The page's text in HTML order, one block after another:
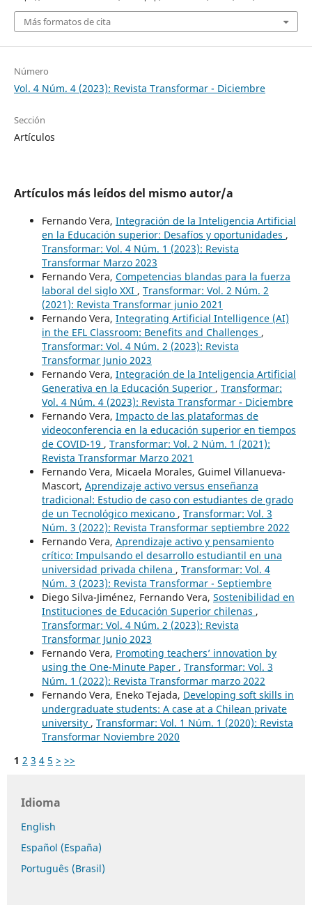
Más formatos de cita
Número
Vol. 4 Núm. 4 (2023): Revista Transformar - Diciembre
Sección
Artículos
Artículos más leídos del mismo autor/a
Fernando Vera, Integración de la Inteligencia Artificial
en la Educación superior: Desafíos y oportunidades ,
Transformar: Vol. 4 Núm. 1 (2023): Revista
Transformar Marzo 2023
Fernando Vera, Competencias blandas para la fuerza
laboral del siglo XXI , Transformar: Vol. 2 Núm. 2
(2021): Revista Transformar junio 2021
Fernando Vera, Integrating Artificial Intelligence (AI)
in the EFL Classroom: Benefits and Challenges ,
Transformar: Vol. 4 Núm. 2 (2023): Revista
Transformar Junio 2023
Fernando Vera, Integración de la Inteligencia Artificial
Generativa en la Educación Superior , Transformar:
Vol. 4 Núm. 4 (2023): Revista Transformar - Diciembre
Fernando Vera, Impacto de las plataformas de
videoconferencia en la educación superior en tiempos
de COVID-19 , Transformar: Vol. 2 Núm. 1 (2021):
Revista Transformar Marzo 2021
Fernando Vera, Micaela Morales, Guimel Villanueva-
Mascort, Aprendizaje activo versus enseñanza
tradicional: Estudio de caso con estudiantes de grado
de un Tecnológico mexicano , Transformar: Vol. 3
Núm. 3 (2022): Revista Transformar septiembre 2022
Fernando Vera, Aprendizaje activo y pensamiento
crítico: Impulsando el desarrollo estudiantil en una
universidad privada chilena , Transformar: Vol. 4
Núm. 3 (2023): Revista Transformar - Septiembre
Diego Silva-Jiménez, Fernando Vera, Sostenibilidad en
Instituciones de Educación Superior chilenas ,
Transformar: Vol. 4 Núm. 2 (2023): Revista
Transformar Junio 2023
Fernando Vera, Promoting teachers’ innovation by
using the One-Minute Paper , Transformar: Vol. 3
Núm. 1 (2022): Revista Transformar marzo 2022
Fernando Vera, Eneko Tejada, Developing soft skills in
undergraduate students: A case at a Chilean private
university , Transformar: Vol. 1 Núm. 1 (2020): Revista
Transformar Noviembre 2020
1 2 3 4 5 > >>
Idioma
English
Español (España)
Português (Brasil)